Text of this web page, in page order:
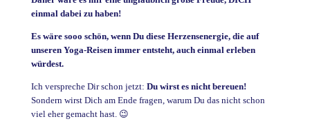
einmal dabei zu haben!
Es wäre sooo schön, wenn Du diese Herzensenergie, die auf
unseren Yoga-Reisen immer entsteht, auch einmal erleben
würdest.
Ich verspreche Dir schon jetzt: Du wirst es nicht bereuen!
Sondern wirst Dich am Ende fragen, warum Du das nicht schon
viel eher gemacht hast. 😉